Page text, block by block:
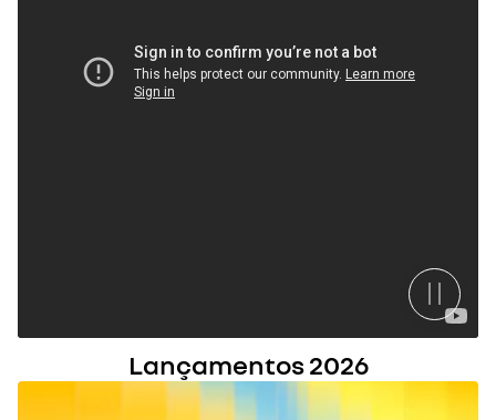
Lançamentos 2026